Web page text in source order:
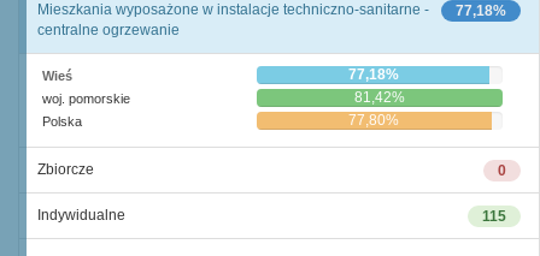
77,18%
Mieszkania wyposażone w instalacje techniczno-sanitarne -
centralne ogrzewanie
Wieś 77,18%
woj. pomorskie 81,42%
Polska 77,80%
0
Zbiorcze
115
Indywidualne